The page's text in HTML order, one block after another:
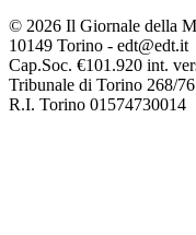
© 2026 Il Giornale della
10149 Torino - edt@edt.it
Cap.Soc. €101.920 int.
Tribunale di Torino 268/
R.I. Torino 01574730014